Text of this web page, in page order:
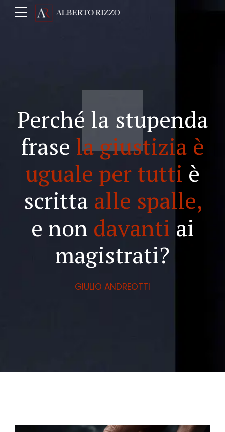
Perché la stupenda
frase la giustizia è
uguale per tutti è
scritta alle spalle,
e non davanti ai
magistrati?
GIULIO ANDREOTTI